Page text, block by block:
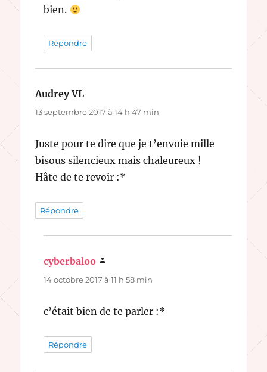
bien.
Répondre
Audrey VL
13 septembre 2017 à 14 h 47 min
Juste pour te dire que je t’envoie mille
bisous silencieux mais chaleureux !
Hâte de te revoir :*
Répondre
cyberbaloo
14 octobre 2017 à 11 h 58 min
c’était bien de te parler :*
Répondre